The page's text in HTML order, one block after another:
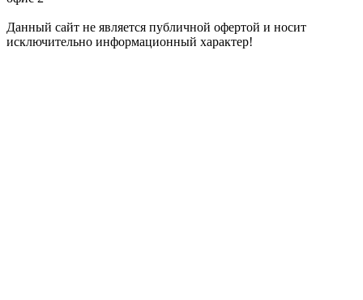
Данный сайт не является публичной офертой и носит
исключительно информационный характер!